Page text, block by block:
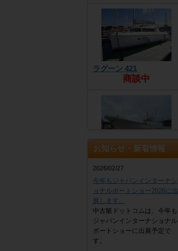
ラグーン 421
商談中
ヤンマー DE30EZ
4,300,000
お知らせ・新着情報
2026/02/27
今年もジャパンインターナシ
ョナルボートショー2026に出
展します。
中古艇ドットコムは、今年も
ジャパンインターナショナル
ボートショーに出展予定で
す。